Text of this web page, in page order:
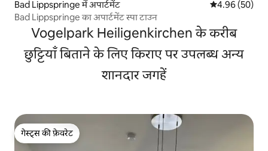
Bad Lippspringe में अपार्टमेंट औसत रेटिंग 5 में
4.96 (50)
Bad Lippspringe का अपार्टमेंट स्पा टाउन
Vogelpark Heiligenkirchen के करीब
छुट्टियाँ बिताने के लिए किराए पर उपलब्ध अन्य
शानदार जगहें
गेस्ट्स की फ़ेवरेट
गेस्ट्स की फ़ेवरेट